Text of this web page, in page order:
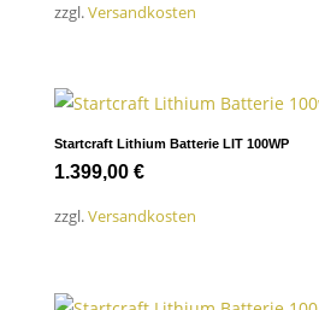
zzgl.Versandkosten
Startcraft Lithium Batterie LIT 100WP
1.399,00 €
zzgl.Versandkosten